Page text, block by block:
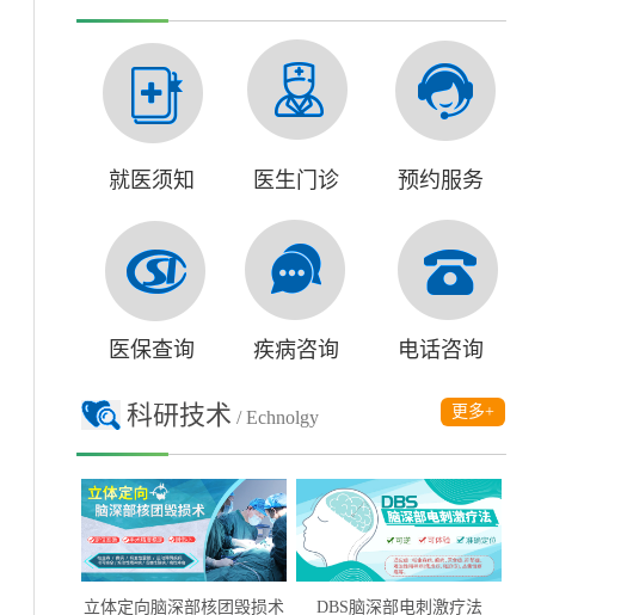
就医须知 医生门诊 预约服务
医保查询 疾病咨询 电话咨询
科研技术 / Echnolgy 更多+
立体定向脑深部核团毁损术 DBS脑深部电刺激疗法